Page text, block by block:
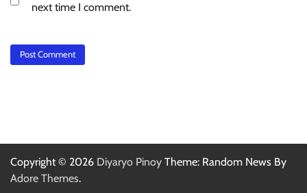
next time I comment.
Copyright © 2026 Diyaryo Pinoy Theme: Random News By
Adore Themes.